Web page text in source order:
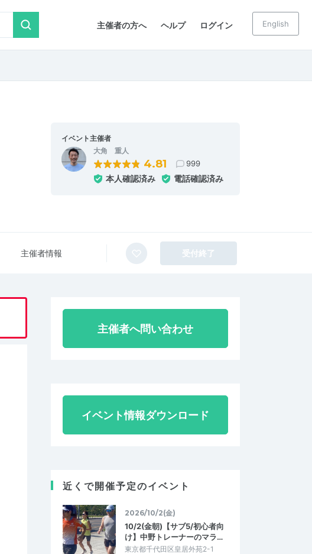
主催者の方へ ヘルプ ログイン English
イベント主催者
大角 重人
4.81 999
本人確認済み 電話確認済み
主催者情報 受付終了
主催者へ問い合わせ
イベント情報ダウンロード
近くで開催予定のイベント
2026/10/2(金)
10/2(金朝)【サブ5/初心者向
け】中野トレーナーのマラ…
東京都千代田区皇居外苑2-1